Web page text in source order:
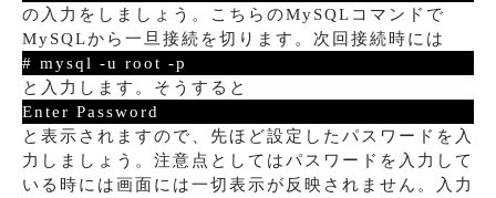
の入力をしましょう。こちらのMySQLコマンドで
MySQLから一旦接続を切ります。次回接続時には
# mysql -u root -p
と入力します。そうすると
Enter Password
と表示されますので、先ほど設定したパスワードを入
力しましょう。注意点としてはパスワードを入力して
いる時には画面には一切表示が反映されません。入力